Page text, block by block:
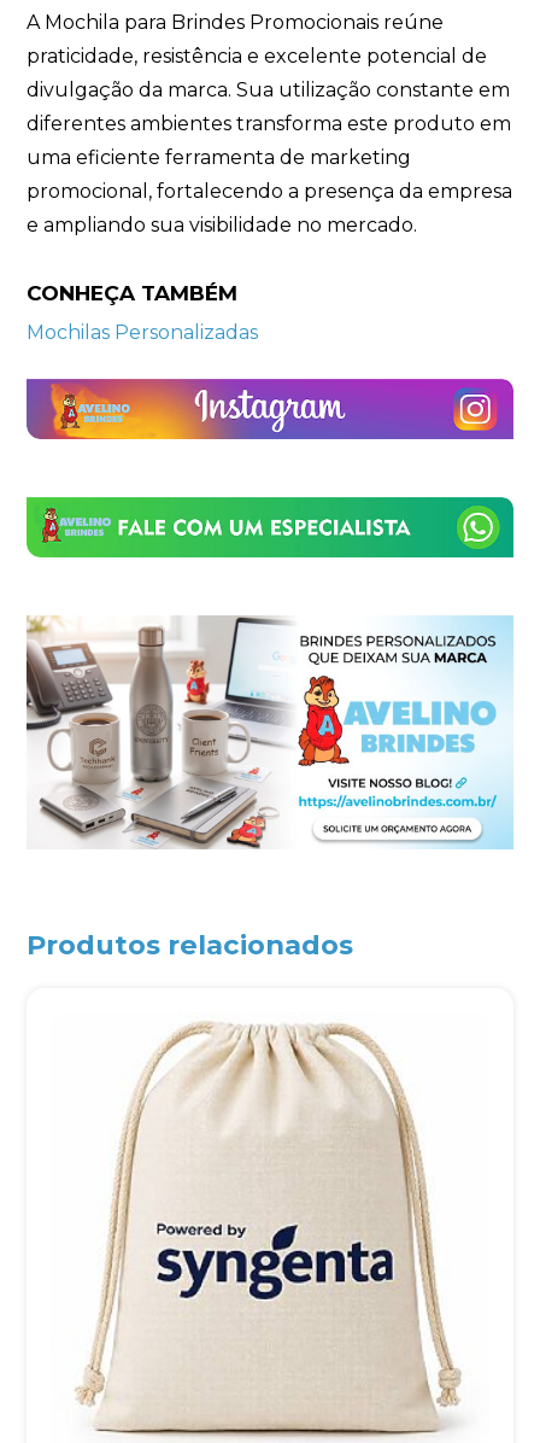
A Mochila para Brindes Promocionais reúne
praticidade, resistência e excelente potencial de
divulgação da marca. Sua utilização constante em
diferentes ambientes transforma este produto em
uma eficiente ferramenta de marketing
promocional, fortalecendo a presença da empresa
e ampliando sua visibilidade no mercado.
CONHEÇA TAMBÉM
Mochilas Personalizadas
Produtos relacionados